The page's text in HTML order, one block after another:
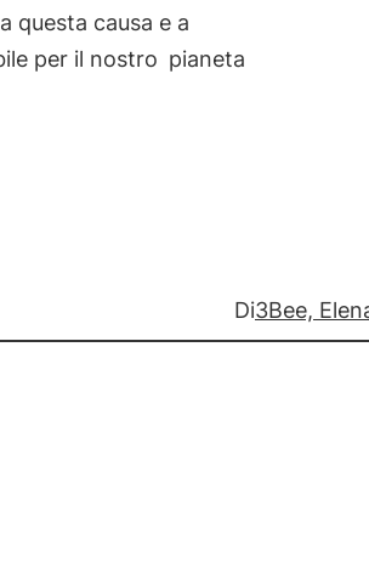
questa causa e a
per il nostro pianeta
Di3Bee,